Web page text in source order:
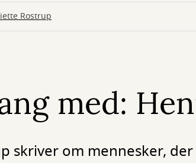
Rostrup
med:
skriver om mennesker,